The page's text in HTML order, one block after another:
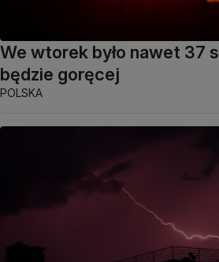
We wtorek było nawet 37
będzie goręcej
POLSKA